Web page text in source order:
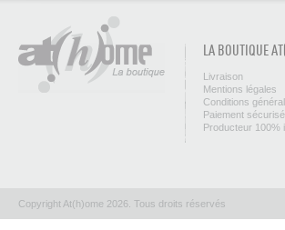
LA BOUTIQUE
Livraison
Mentions légales
Conditions
Paiement sécurisé
Producteur 100%
Copyright At(h)ome 2026. Tous droits réservés